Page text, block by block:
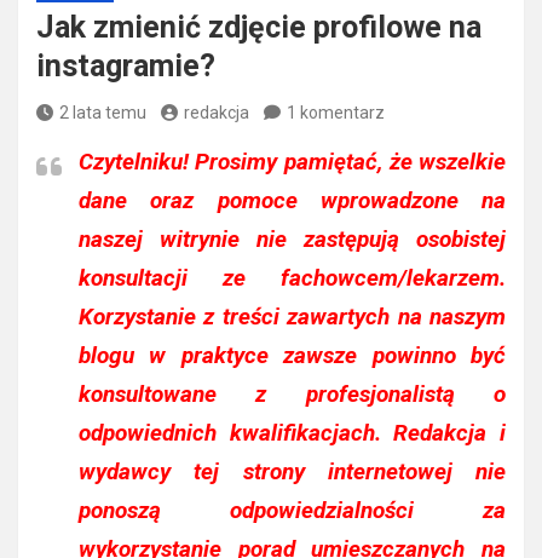
Jak zmienić zdjęcie profilowe na
instagramie?
2 lata temu redakcja 1 komentarz
Czytelniku!Prosimy pamiętać, że wszelkie
dane oraz pomoce wprowadzone na
naszej witrynie nie zastępują osobistej
konsultacji ze fachowcem/lekarzem.
Korzystanie z treści zawartych na naszym
blogu w praktyce zawsze powinno być
konsultowane z profesjonalistą o
odpowiednich kwalifikacjach. Redakcja i
wydawcy tej strony internetowej nie
ponoszą odpowiedzialności za
wykorzystanie porad umieszczanych na